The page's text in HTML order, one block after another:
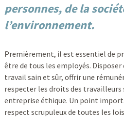
personnes, de la
l’environnement.
Premièrement, il est essentiel de
être de tous les employés. Disposer
travail sain et sûr, offrir une
respecter les droits des travailleurs
entreprise éthique. Un point
respect scrupuleux de toutes les